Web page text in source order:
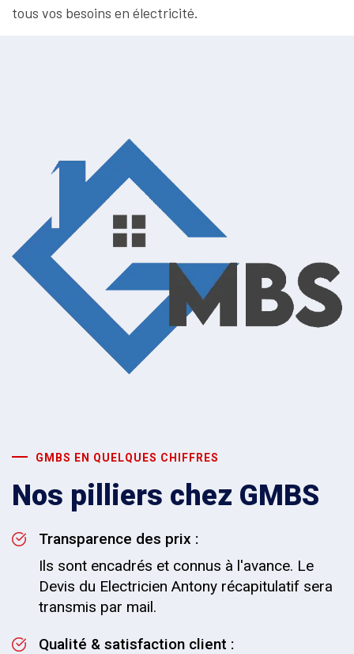
tous vos besoins en électricité.
GMBS EN QUELQUES CHIFFRES
Nos pilliers chez GMBS
Transparence des prix :
Ils sont encadrés et connus à l'avance. Le
Devis du Electricien Antony récapitulatif sera
transmis par mail.
Qualité & satisfaction client :